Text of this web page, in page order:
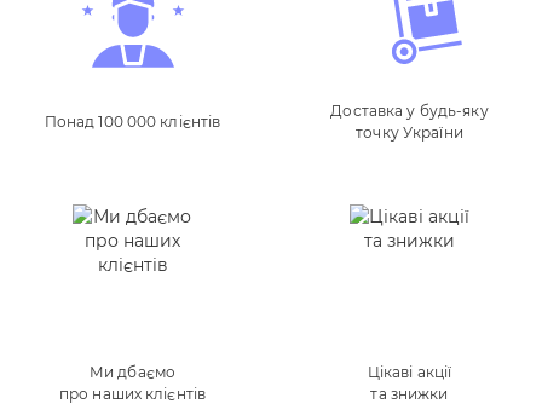
Понад 100 000 клієнтів
Доставка у будь-яку
точку України
Ми дбаємо
про наших клієнтів
Цікаві акції
та знижки